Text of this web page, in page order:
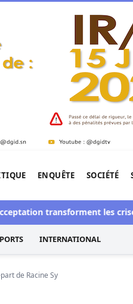
de l'Afrique.
ENQUÊTE SOCIÉTÉ
transforment les crises en
INTERNATIONAL
de Racine Sy